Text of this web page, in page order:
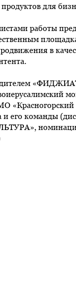
для
работы
в
«Красногорский
его команды